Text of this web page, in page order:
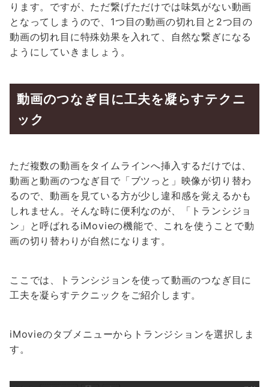
ります。ですが、ただ繋げただけでは味気がない動画
となってしまうので、1つ目の動画の切れ目と2つ目の
動画の切れ目に特殊効果を入れて、自然な繋ぎになる
ようにしていきましょう。
動画のつなぎ目に工夫を凝らすテクニ
ック
ただ複数の動画をタイムラインへ挿入するだけでは、
動画と動画のつなぎ目で「ブツっと」映像が切り替わ
るので、動画を見ている方が少し違和感を覚えるかも
しれません。そんな時に便利なのが、「トランシジョ
ン」と呼ばれるiMovieの機能で、これを使うことで動
画の切り替わりが自然になります。
ここでは、トランシジョンを使って動画のつなぎ目に
工夫を凝らすテクニックをご紹介します。
iMovieのタブメニューからトランジションを選択しま
す。